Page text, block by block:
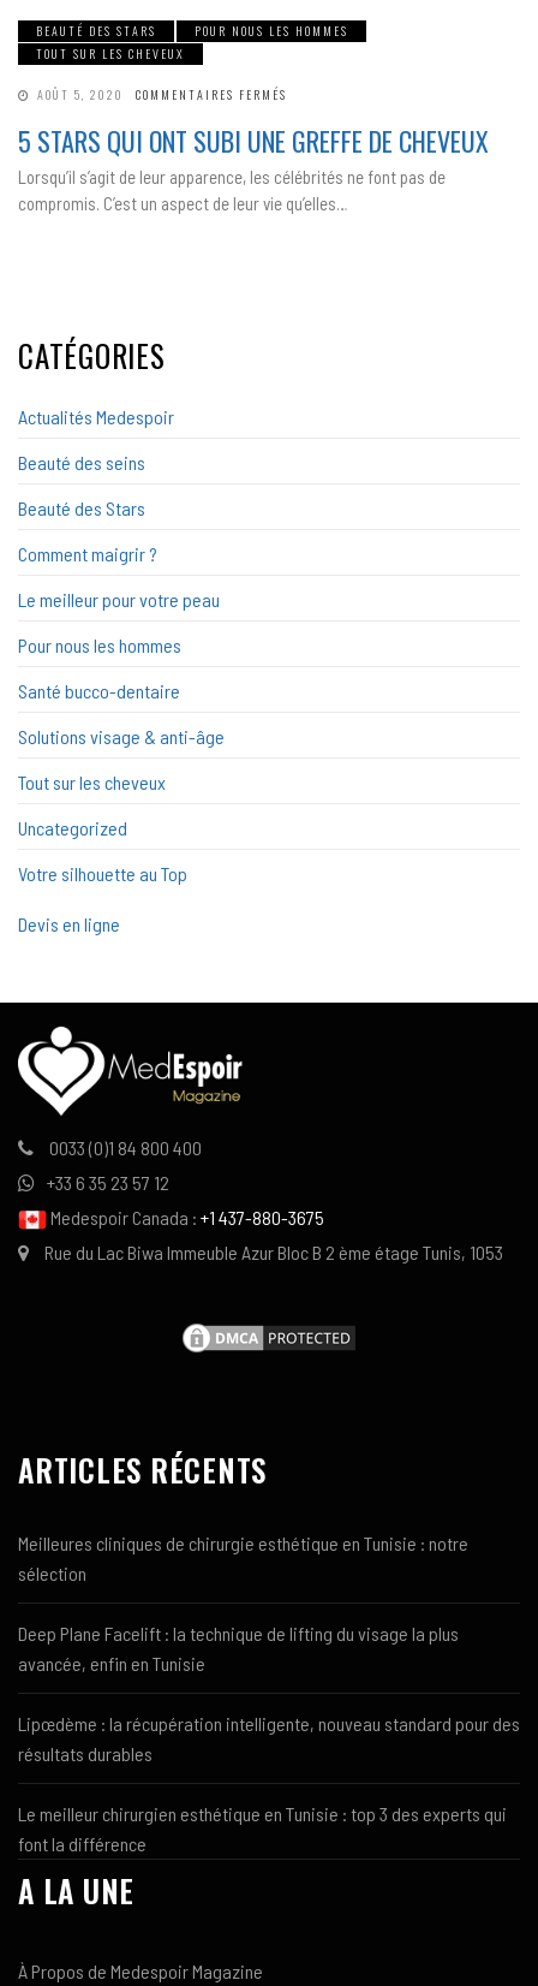
BEAUTÉ DES STARS
POUR NOUS LES HOMMES
TOUT SUR LES CHEVEUX
AOÛT 5, 2020 COMMENTAIRES FERMÉS
QUI
ONT
UNE
GREFFE
DE
5 STARS QUI ONT SUBI UNE GREFFE DE CHEVEUX
Lorsqu’il s’agit de leur apparence, les célébrités ne font pas de
compromis. C’est un aspect de leur vie qu’elles…
CATÉGORIES
Actualités Medespoir
Beauté des seins
Beauté des Stars
Comment maigrir ?
Le meilleur pour votre peau
Pour nous les hommes
Santé bucco-dentaire
Solutions visage & anti-âge
Tout sur les cheveux
Uncategorized
Votre silhouette au Top
Devis en ligne
0033 (0)1 84 800 400
+33 6 35 23 57 12
Medespoir Canada : +1 437-880-3675
Rue du Lac Biwa Immeuble Azur Bloc B 2 ème étage Tunis, 1053
ARTICLES RÉCENTS
Meilleures cliniques de chirurgie esthétique en Tunisie : notre
sélection
Deep Plane Facelift : la technique de lifting du visage la plus
avancée, enfin en Tunisie
Lipœdème : la récupération intelligente, nouveau standard pour des
résultats durables
Le meilleur chirurgien esthétique en Tunisie : top 3 des experts qui
font la différence
A LA UNE
À Propos de Medespoir Magazine